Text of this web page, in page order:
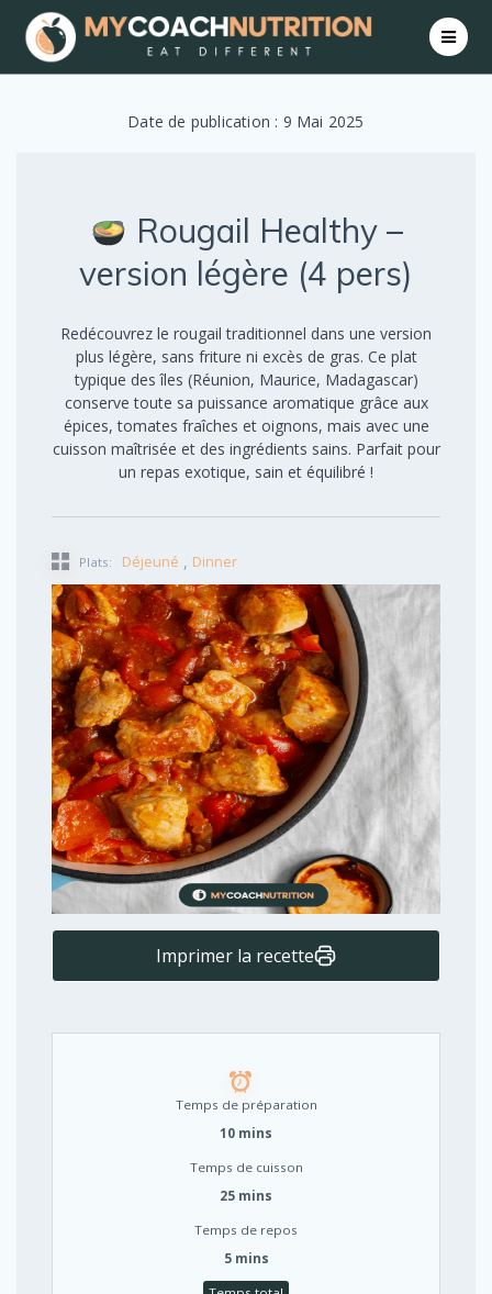
to
content
Date de publication : 9 Mai 2025
Rougail Healthy –
version légère (4 pers)
Redécouvrez le rougail traditionnel dans une version
plus légère, sans friture ni excès de gras. Ce plat
typique des îles (Réunion, Maurice, Madagascar)
conserve toute sa puissance aromatique grâce aux
épices, tomates fraîches et oignons, mais avec une
cuisson maîtrisée et des ingrédients sains. Parfait pour
un repas exotique, sain et équilibré !
Plats: Déjeuné , Dinner
Imprimer la recette
Temps de préparation
10 mins
Temps de cuisson
25 mins
Temps de repos
5 mins